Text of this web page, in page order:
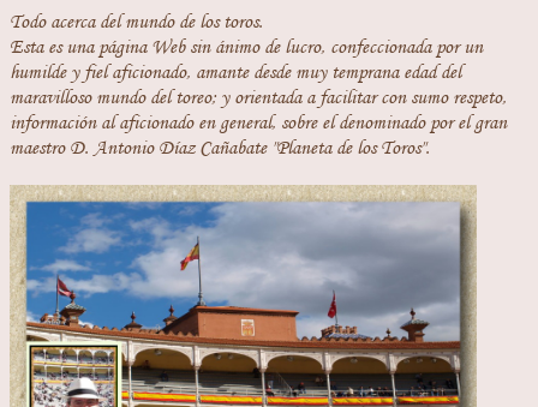
Todo acerca del mundo de los toros.
Esta es una página Web sin ánimo de lucro, confeccionada por un
humilde y fiel aficionado, amante desde muy temprana edad del
maravilloso mundo del toreo; y orientada a facilitar con sumo respeto,
información al aficionado en general, sobre el denominado por el gran
maestro D. Antonio Díaz Cañabate "Planeta de los Toros".